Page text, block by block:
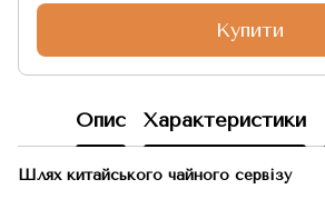
Купити
Опис Характеристики
Шлях китайського чайного сервізу